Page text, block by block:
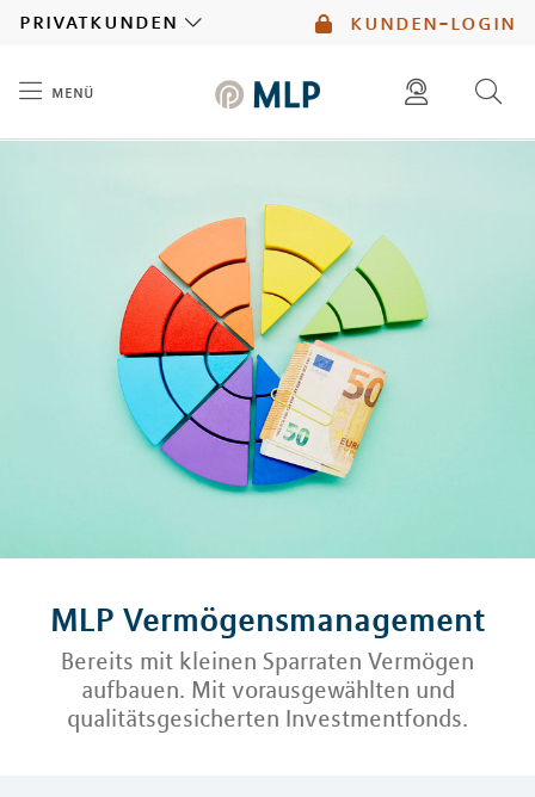
kunden-login
privatkunden
menü
mlp berater finden
MLP Vermögensmanagement
Bereits mit kleinen Sparraten Vermögen
aufbauen. Mit vorausgewählten und
qualitätsgesicherten Investmentfonds.